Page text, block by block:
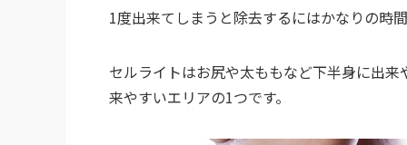
1度出来てしまうと除去するにはかなりの時
セルライトはお尻や太ももなど下半身に出
来やすいエリアの1つです。